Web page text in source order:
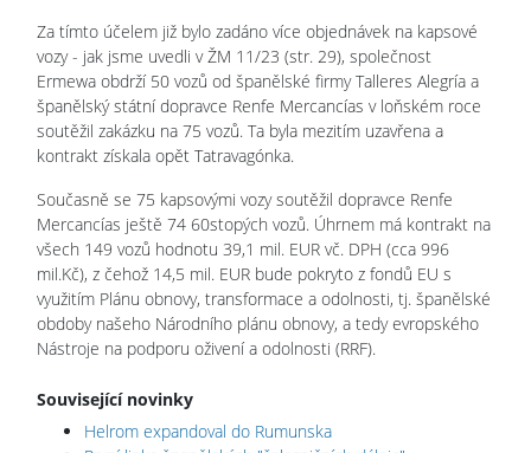
Za tímto účelem již bylo zadáno více objednávek na kapsové
vozy - jak jsme uvedli v ŽM 11/23 (str. 29), společnost
Ermewa obdrží 50 vozů od španělské firmy Talleres Alegría a
španělský státní dopravce Renfe Mercancías v loňském roce
soutěžil zakázku na 75 vozů. Ta byla mezitím uzavřena a
kontrakt získala opět Tatravagónka.
Současně se 75 kapsovými vozy soutěžil dopravce Renfe
Mercancías ještě 74 60stopých vozů. Úhrnem má kontrakt na
všech 149 vozů hodnotu 39,1 mil. EUR vč. DPH (cca 996
mil.Kč), z čehož 14,5 mil. EUR bude pokryto z fondů EU s
využitím Plánu obnovy, transformace a odolnosti, tj. španělské
obdoby našeho Národního plánu obnovy, a tedy evropského
Nástroje na podporu oživení a odolnosti (RRF).
Související novinky
Helrom expandoval do Rumunska